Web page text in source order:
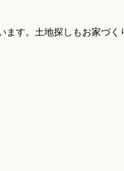
す。土地探しもお家づく